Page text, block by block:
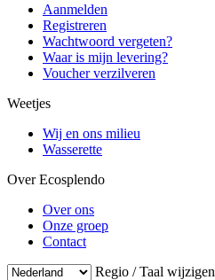
Aanmelden
Registreren
Wachtwoord vergeten?
Waar is mijn levering?
Voucher verzilveren
Weetjes
Wij en ons milieu
Wasserette
Over Ecosplendo
Over ons
Onze groep
Contact
Regio / Taal wijzigen